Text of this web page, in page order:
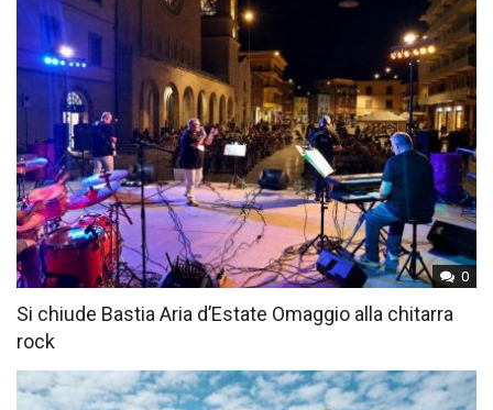
0
Si chiude Bastia Aria d’Estate Omaggio alla chitarra
rock